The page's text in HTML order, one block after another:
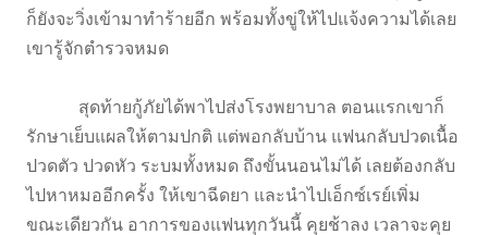
ก็ยังจะวิ่งเข้ามาทำร้ายอีก พร้อมทั้งขู่ให้ไปแจ้งความได้เลย
เขารู้จักตำรวจหมด
สุดท้ายกู้ภัยได้พาไปส่งโรงพยาบาล ตอนแรกเขาก็
รักษาเย็บแผลให้ตามปกติ แต่พอกลับบ้าน แฟนกลับปวดเนื้อ
ปวดตัว ปวดหัว ระบมทั้งหมด ถึงขั้นนอนไม่ได้ เลยต้องกลับ
ไปหาหมออีกครั้ง ให้เขาฉีดยา และนำไปเอ็กซ์เรย์เพิ่ม
ขณะเดียวกัน อาการของแฟนทุกวันนี้ คุยช้าลง เวลาจะคุย